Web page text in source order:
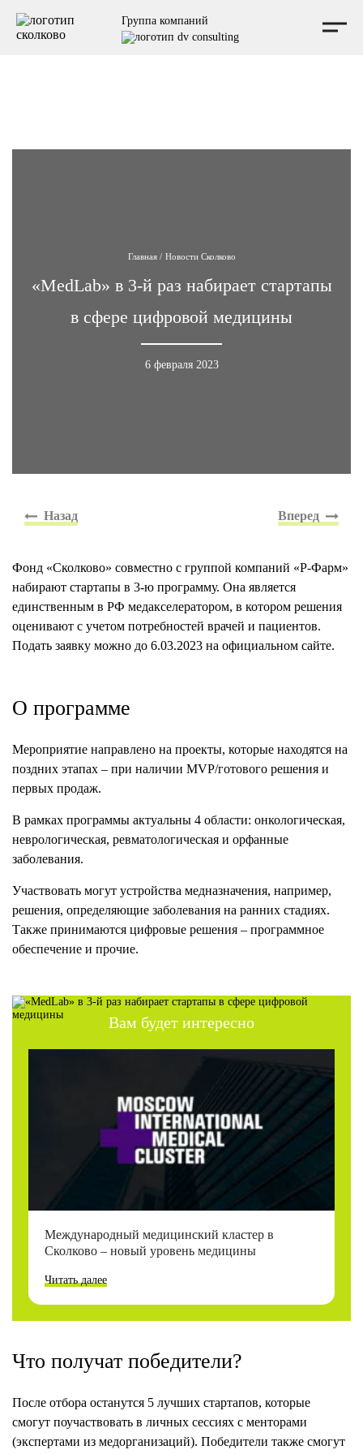
Мы независимая консалтинговая компания, не аффилированная с Фондом Сколково, и не
выступаем от его имени.
Группа компаний
Главная / Новости Сколково
«MedLab» в 3-й раз набирает стартапы
в сфере цифровой медицины
6 февраля 2023
Фонд «Сколково» совместно с группой компаний «Р-Фарм»
набирают стартапы в 3-ю программу. Она является
единственным в РФ медакселератором, в котором решения
оценивают с учетом потребностей врачей и пациентов.
Подать заявку можно до 6.03.2023 на официальном сайте.
О программе
Мероприятие направлено на проекты, которые находятся на
поздних этапах – при наличии MVP/готового решения и
первых продаж.
В рамках программы актуальны 4 области: онкологическая,
неврологическая, ревматологическая и орфанные
заболевания.
Участвовать могут устройства медназначения, например,
решения, определяющие заболевания на ранних стадиях.
Также принимаются цифровые решения – программное
обеспечение и прочие.
Вам будет интересно
Международный медицинский кластер в
Сколково – новый уровень медицины
Читать далее
Что получат победители?
После отбора останутся 5 лучших стартапов, которые
смогут поучаствовать в личных сессиях с менторами
(экспертами из медорганизаций). Победители также смогут